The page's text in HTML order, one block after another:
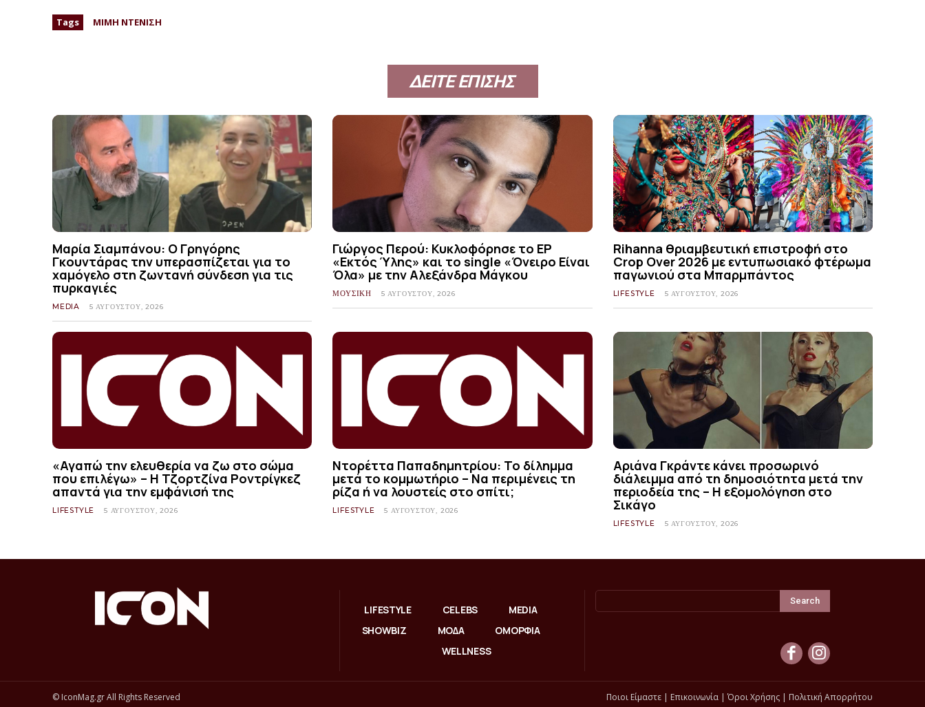
Tags ΜΙΜΗ ΝΤΕΝΙΣΗ
ΔΕΙΤΕ ΕΠΙΣΗΣ
Μαρία Σιαμπάνου: Ο Γρηγόρης
Γκουντάρας την υπερασπίζεται για το
χαμόγελο στη ζωντανή σύνδεση για τις
πυρκαγιές
MEDIA 5 ΑΥΓΟΎΣΤΟΥ, 2026
Γιώργος Περού: Κυκλοφόρησε το EP
«Εκτός Ύλης» και το single «Όνειρο Είναι
Όλα» με την Αλεξάνδρα Μάγκου
ΜΟΥΣΙΚΗ 5 ΑΥΓΟΎΣΤΟΥ, 2026
Rihanna θριαμβευτική επιστροφή στο
Crop Over 2026 με εντυπωσιακό φτέρωμα
παγωνιού στα Μπαρμπάντος
LIFESTYLE 5 ΑΥΓΟΎΣΤΟΥ, 2026
«Αγαπώ την ελευθερία να ζω στο σώμα
που επιλέγω» – Η Τζορτζίνα Ροντρίγκεζ
απαντά για την εμφάνισή της
LIFESTYLE 5 ΑΥΓΟΎΣΤΟΥ, 2026
Ντορέττα Παπαδημητρίου: Το δίλημμα
μετά το κομμωτήριο – Να περιμένεις τη
ρίζα ή να λουστείς στο σπίτι;
LIFESTYLE 5 ΑΥΓΟΎΣΤΟΥ, 2026
Αριάνα Γκράντε κάνει προσωρινό
διάλειμμα από τη δημοσιότητα μετά την
περιοδεία της – Η εξομολόγηση στο
Σικάγο
LIFESTYLE 5 ΑΥΓΟΎΣΤΟΥ, 2026
LIFESTYLE CELEBS
MEDIA
SHOWBIZ
ΜΟΔΑ
ΟΜΟΡΦΙΑ
WELLNESS
Search
© IconMag.gr All Rights Reserved Ποιοι Είμαστε | Επικοινωνία |Όροι Χρήσης | Πολιτική Απορρήτου